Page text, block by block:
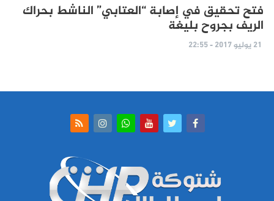
فتح تحقيق في إصابة “العتابي” الناشط بحراك
الريف بجروح بليغة
21 يوليو 2017 - 22:55